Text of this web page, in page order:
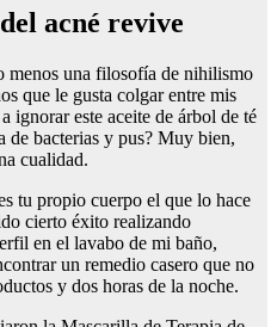
acné revive
menos una filosofía de nihilismo
que le gusta colgar entre mis
ignorar este aceite de árbol de té
de bacterias y pus? Muy bien,
cualidad.
tu propio cuerpo el que lo hace
cierto éxito realizando
en el lavabo de mi baño,
un remedio casero que no
y dos horas de la noche.